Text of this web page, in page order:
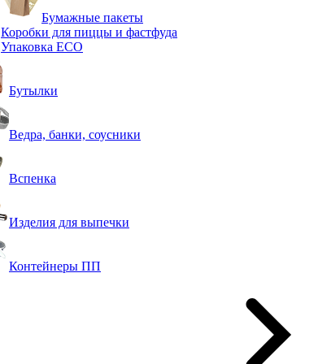
Бумажные пакеты
Коробки для пиццы и фастфуда
Упаковка ECO
Бутылки
Ведра, банки, соусники
Вспенка
Изделия для выпечки
Контейнеры ПП